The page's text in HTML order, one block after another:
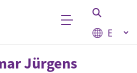
Select
Jürgens